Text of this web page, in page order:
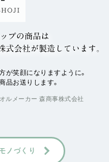
が笑顔になりますように。
品お送りします。
ルメーカー 森商事株式会社
ノづくり